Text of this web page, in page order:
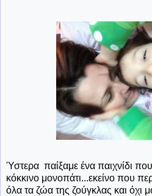
Ύστερα παίξαμε ένα παιχνίδι
κόκκινο μονοπάτι...εκείνο που
όλα τα ζώα της ζούγκλας και όχι